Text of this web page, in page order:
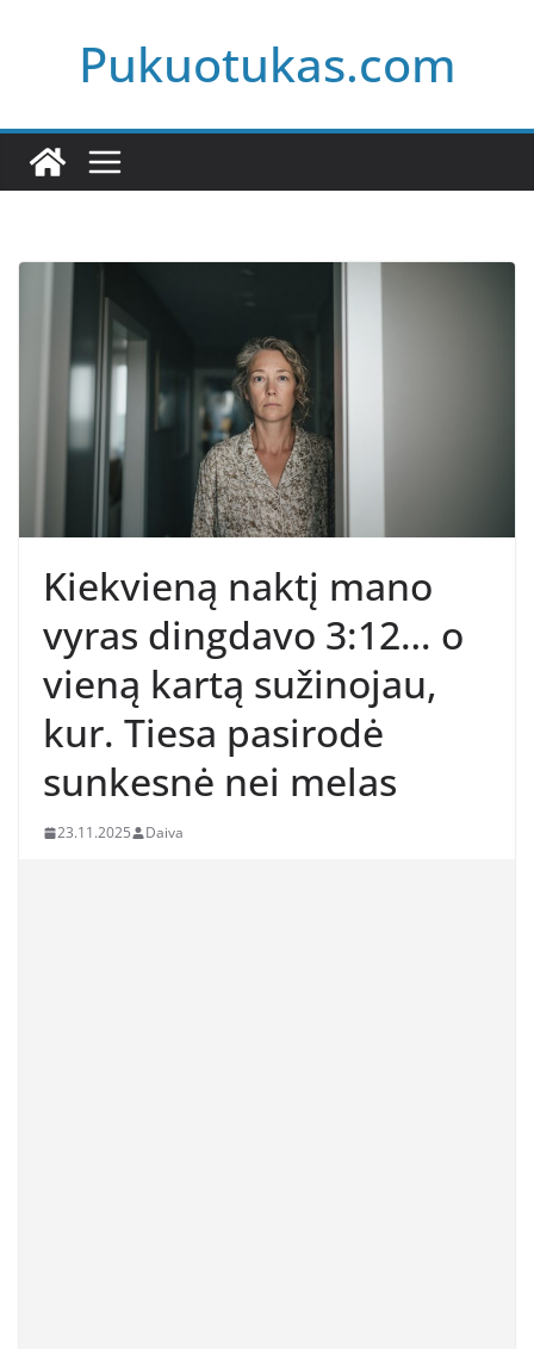
Pukuotukas.com
Kiekvieną naktį mano
vyras dingdavo 3:12… o
vieną kartą sužinojau,
kur. Tiesa pasirodė
sunkesnė nei melas
23.11.2025 Daiva